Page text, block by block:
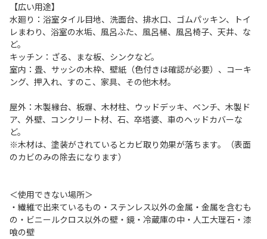
【広い用途】
水廻り：浴室タイル目地、洗面台、排水口、ゴムパッキン、トイ
レまわり、浴室の水垢、風呂ふた、風呂桶、風呂椅子、天井、な
ど。
キッチン：ざる、まな板、シンクなど。
室内：畳、サッシの木枠、壁紙（色付きは確認が必要）、コーキ
ング、押入れ、すのこ、家具、その他木材。
屋外：木製縁台、板塀、木材柱、ウッドデッキ、ベンチ、木製ド
ア、外壁、コンクリート材、石、卒塔婆、車のヘッドカバーな
ど。
※木材は、塗装がされているとカビ取り効果が落ちます。（表面
のカビのみの除去になります）
＜使用できない場所＞
・繊維で出来ているもの・ステンレス以外の金属・金属を含むも
の・ビニールクロス以外の壁・鏡・冷蔵庫の中・人工大理石・漆
喰の壁